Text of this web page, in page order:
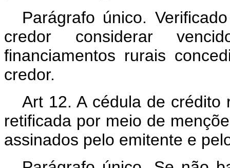
Parágrafo único.
credor considerar
financiamentos rurais
credor.
Art 12. A cédula de
retificada por meio de
assinados pelo emitente e